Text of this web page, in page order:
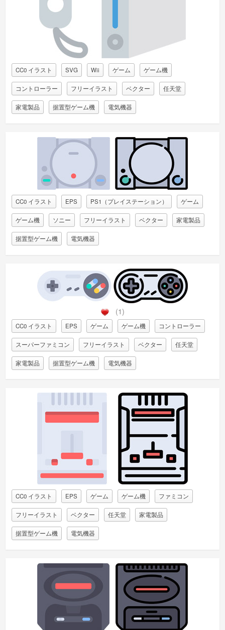
CC0 イラスト SVG Wii ゲーム ゲーム機
コントローラー フリーイラスト ベクター 任天堂
家電製品 据置型ゲーム機 電気機器
CC0 イラスト EPS PS1（プレイステーション） ゲーム
ゲーム機 ソニー フリーイラスト ベクター 家電製品
据置型ゲーム機 電気機器
(1)
CC0 イラスト EPS ゲーム ゲーム機 コントローラー
スーパーファミコン フリーイラスト ベクター 任天堂
家電製品 据置型ゲーム機 電気機器
CC0 イラスト EPS ゲーム ゲーム機 ファミコン
フリーイラスト ベクター 任天堂 家電製品
据置型ゲーム機 電気機器